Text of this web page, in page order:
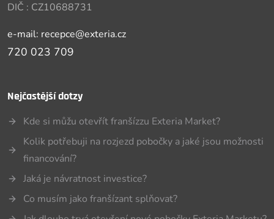
DIČ : CZ10688731
e-mail: recepce@exteria.cz
720 023 709
Nejčastější dotzy
Kde si můžu otevřít franšízzu Exteria Market?
Kolik potřebuji na rozjezd pobočky a jaké jsou možnosti
financování?
Jaká je návratnost investice?
Co musím jako franšízant splňovat?